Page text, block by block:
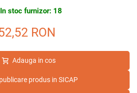
In stoc furnizor: 18
RON
Adauga in cos
produs in SICAP